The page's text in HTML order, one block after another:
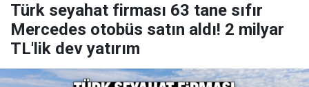
Türk seyahat firması 63 tane sıfır
Mercedes otobüs satın aldı! 2 milyar
TL'lik dev yatırım